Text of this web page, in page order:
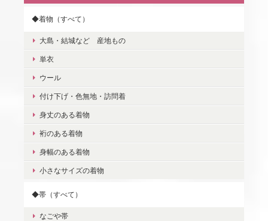
◆着物（すべて）
大島・結城など 産地もの
単衣
ウール
付け下げ・色無地・訪問着
身丈のある着物
裄のある着物
身幅のある着物
小さなサイズの着物
◆帯（すべて）
なごや帯